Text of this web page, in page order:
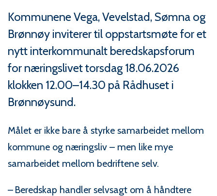
o
m
m
u
e
Kommunene Vega, Vevelstad, Sømna og
Brønnøy inviterer til oppstartsmøte for et
nytt interkommunalt beredskapsforum
for næringslivet torsdag 18.06.2026
klokken 12.00–14.30 på Rådhuset i
Brønnøysund.
Målet er ikke bare å styrke samarbeidet mellom
kommune og næringsliv – men like mye
samarbeidet mellom bedriftene selv.
– Beredskap handler selvsagt om å håndtere